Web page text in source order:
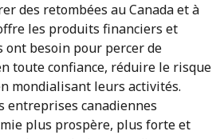
des retombées au Canada et à
les produits financiers et
ont besoin pour percer de
toute confiance, réduire le risque
mondialisant leurs activités.
entreprises canadiennes
plus prospère, plus forte et